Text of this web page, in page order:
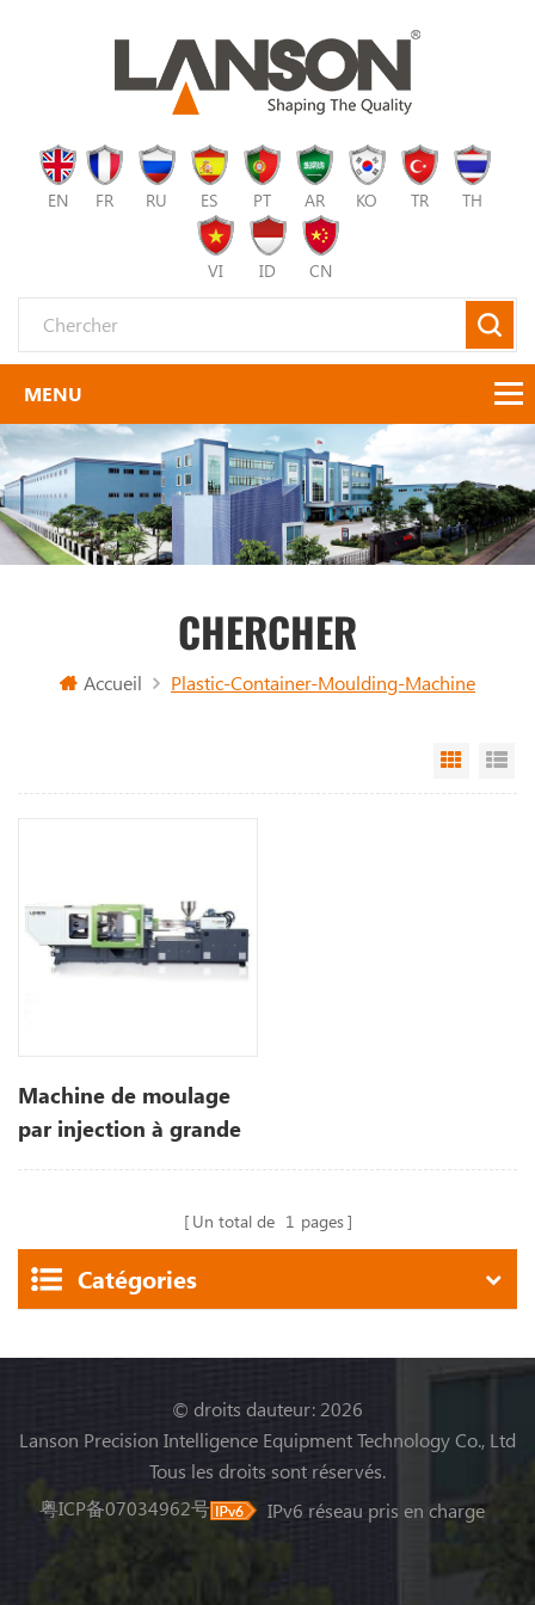
EN FR RU ES PT AR KO TR TH
VI ID CN
CHERCHER
Accueil Plastic-Container-Moulding-Machine
Grid
Machine de moulage
par injection à grande
vitesse
Un total de 1 pages
Catégories
© droits dauteur: 2026
Lanson Precision Intelligence Equipment Technology Co., Ltd
Tous les droits sont réservés.
粤ICP备07034962号
IPv6 réseau pris en charge